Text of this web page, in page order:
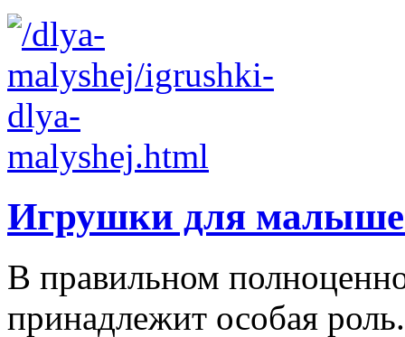
Игрушки для
В правильном
принадлежит особая